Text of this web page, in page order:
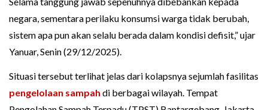
negara, sementara perilaku konsumsi warga tidak berubah,
sistem apa pun akan selalu berada dalam kondisi defisit,” ujar
Yanuar, Senin (29/12/2025).
Situasi tersebut terlihat jelas dari kolapsnya sejumlah fasilitas
pengelolaan sampah di berbagai wilayah. Tempat